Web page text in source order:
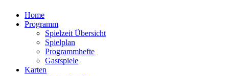
Home
Programm
Spielzeit Übersicht
Spielplan
Programmhefte
Gastspiele
Karten